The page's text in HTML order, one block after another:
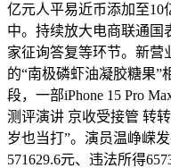
亿元人平易近币添加至10
中。持续放大电商联通国
家征询答复等环节。新营
的“南极磷虾油凝胶糖果”
段，一部iPhone 15 Pro
测评演讲 京收受接管 转
岁也当打”。演员温峥嵘
571629.6元、违法所得